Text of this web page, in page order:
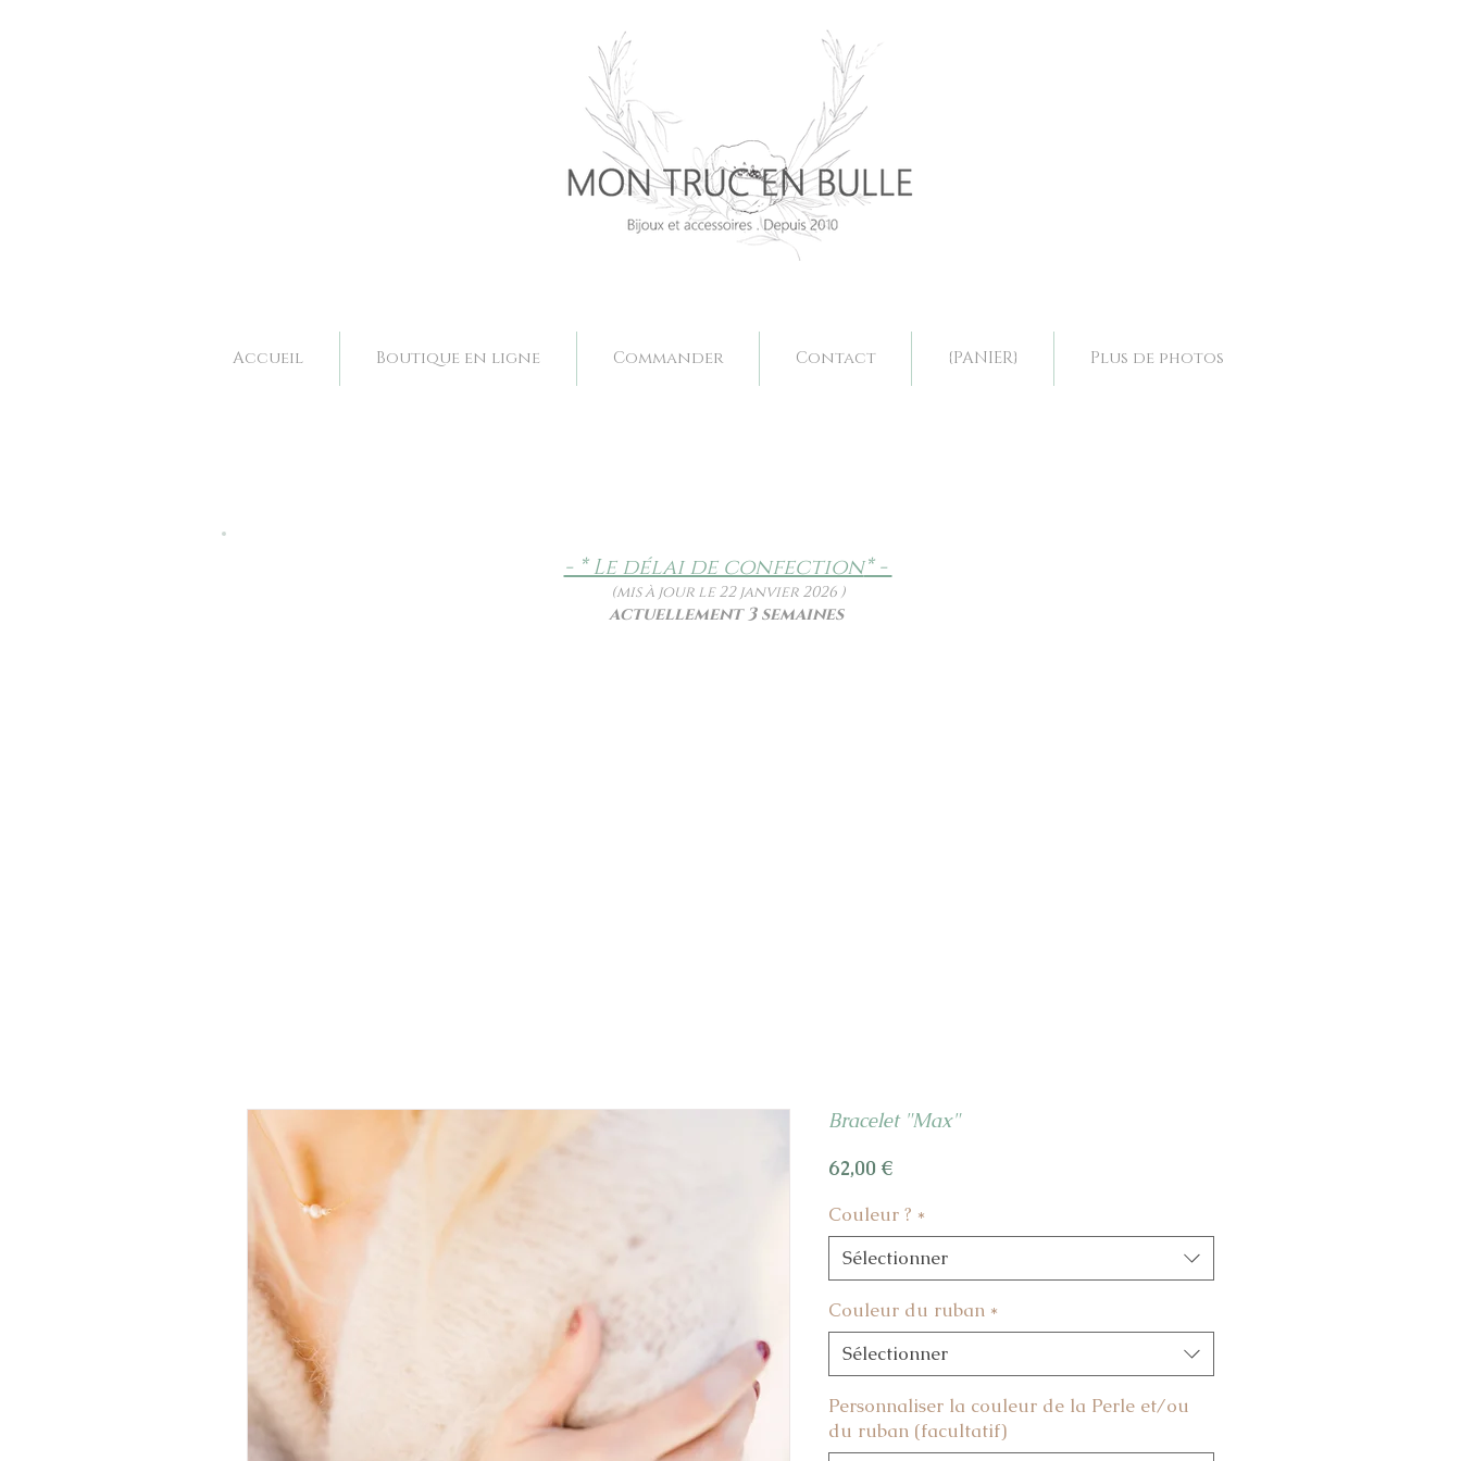
Accueil Boutique en ligne Commander Contact {PANIER} Plus de photos
- * Le délai de confection* -
(mis à jour le 22 janvier 2026 )
actuellement 3 semaines
Bracelet "Max"
62,00 €Prix
Couleur ? *
Sélectionner
Couleur du ruban *
Sélectionner
Personnaliser la couleur de la Perle et/ou
du ruban (facultatif)